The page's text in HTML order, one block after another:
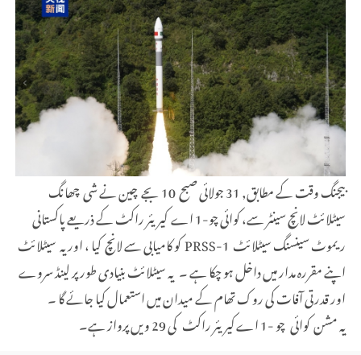
بیجنگ وقت کے مطابق, 31 جولائی صبح 10 بجے چین نے شی چھانگ
سیٹلائٹ لانچ سینٹر سے، کوائی چو-1 اے کیریئر راکٹ کے ذریعے پاکستانی
ریموٹ سینسنگ سیٹلائٹ PRSS-1 کو کامیابی سے لانچ کیا ، اور یہ سیٹلائٹ
اپنے مقررہ مدار میں داخل ہو چکا ہے ۔ یہ سیٹلائٹ بنیادی طور پر لینڈ سروے
اور قدرتی آفات کی روک تھام کے میدان میں استعمال کیا جائے گا ۔
یہ مشن کوائی چو -1 اے کیریئر راکٹ کی 29 ویں پرواز ہے۔